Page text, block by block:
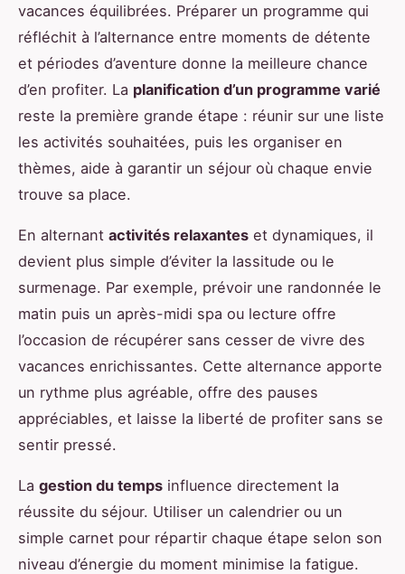
vacances équilibrées. Préparer un programme qui
réfléchit à l’alternance entre moments de détente
et périodes d’aventure donne la meilleure chance
d’en profiter. La planification d’un programme varié
reste la première grande étape : réunir sur une liste
les activités souhaitées, puis les organiser en
thèmes, aide à garantir un séjour où chaque envie
trouve sa place.
En alternant activités relaxantes et dynamiques, il
devient plus simple d’éviter la lassitude ou le
surmenage. Par exemple, prévoir une randonnée le
matin puis un après-midi spa ou lecture offre
l’occasion de récupérer sans cesser de vivre des
vacances enrichissantes. Cette alternance apporte
un rythme plus agréable, offre des pauses
appréciables, et laisse la liberté de profiter sans se
sentir pressé.
La gestion du temps influence directement la
réussite du séjour. Utiliser un calendrier ou un
simple carnet pour répartir chaque étape selon son
niveau d’énergie du moment minimise la fatigue.